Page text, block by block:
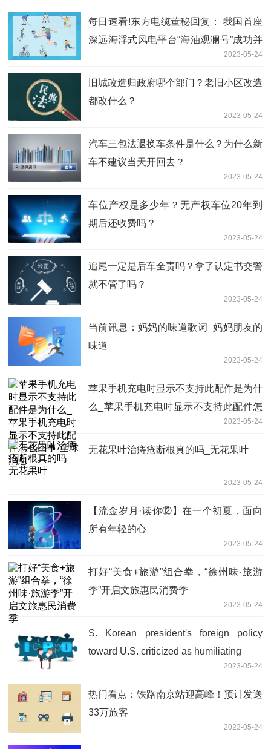
每日速看!东方电缆董秘回复： 我国首座
深远海浮式风电平台“海油观澜号”成功并
2023-05-24
旧城改造归政府哪个部门？老旧小区改造
都改什么？
2023-05-24
汽车三包法退换车条件是什么？为什么新
车不建议当天开回去？
2023-05-24
车位产权是多少年？无产权车位20年到
期后还收费吗？
2023-05-24
追尾一定是后车全责吗？拿了认定书交警
就不管了吗？
2023-05-24
当前讯息：妈妈的味道歌词_妈妈朋友的
味道
2023-05-24
苹果手机充电时显示不支持此配件是为什
么_苹果手机充电时显示不支持此配件怎
2023-05-24
无花果叶治痔疮断根真的吗_无花果叶
2023-05-24
【流金岁月·读你⑫】在一个初夏，面向
所有年轻的心
2023-05-24
打好“美食+旅游”组合拳，“徐州味·旅游
季”开启文旅惠民消费季
2023-05-24
S. Korean president's foreign policy
toward U.S. criticized as humiliating
2023-05-24
热门看点：铁路南京站迎高峰！预计发送
33万旅客
2023-05-24